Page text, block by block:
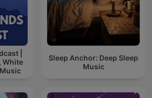
|
White
Sleep Anchor: Deep Sleep
Music